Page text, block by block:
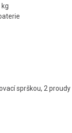
sprškou, 2 proudy